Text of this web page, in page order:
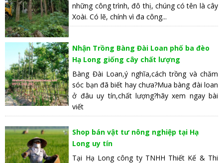
những công trình, đô thị, chúng có tên là cây
Xoài. Có lẽ, chính vì đa công...
Nhận Trồng Bàng Đài Loan phố ba đèo
Hạ Long giống cây chất lượng
Bàng Đài Loan,ý nghĩa,cách trồng và chăm
sóc bạn đã biết hay chưa?Mua bàng đài loan
ở đâu uy tín,chất lượng?hãy xem ngay bài
viết
Shop bán vật tư nông nghiệp tại Hạ
Long uy tín
Tại Hạ Long công ty TNHH Thiết Kế & Thi